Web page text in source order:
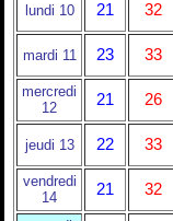
lundi 10 21 32
mardi 11 23 33
mercredi
12
21 26
jeudi 13 22 33
vendredi
14
21 32